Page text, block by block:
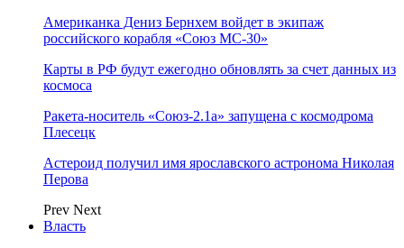
Американка Дениз Бернхем войдет в экипаж
российского корабля «Союз МС-30»
Карты в РФ будут ежегодно обновлять за счет данных из
космоса
Ракета-носитель «Союз-2.1а» запущена с космодрома
Плесецк
Астероид получил имя ярославского астронома Николая
Перова
Prev Next
Власть